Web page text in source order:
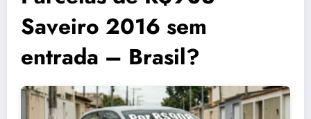
Saveiro 2016 sem
entrada – Brasil?